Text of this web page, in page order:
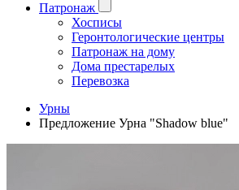
Патронаж
Хосписы
Геронтологические центры
Патронаж на дому
Дома престарелых
Перевозка
Урны
Предложение Урна "Shadow blue"